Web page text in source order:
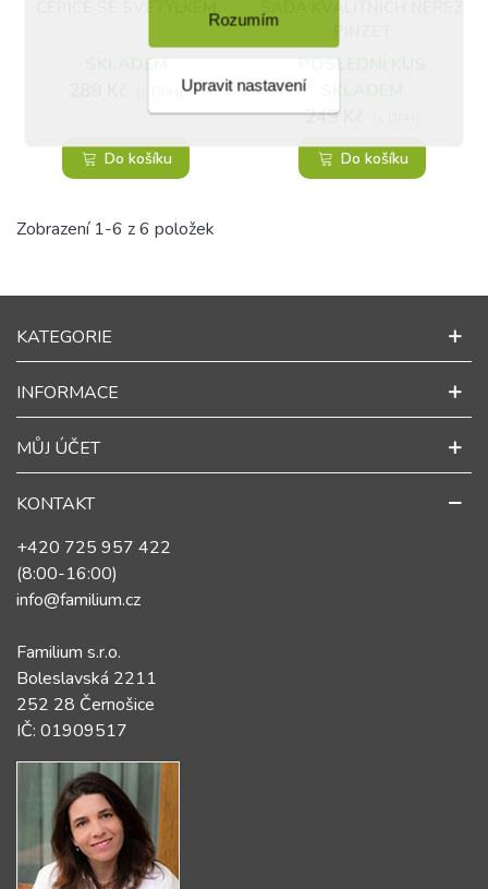
Rozumím
Upravit nastavení
ČEPICE SE SVĚTÝLKEM
SKLADEM
(s DPH)
Do košíku
SADA KVALITNÍCH NEREZ
POSLEDNÍ KUS
249 Kč
Do košíku
Zobrazení 1-6 z 6 položek
KATEGORIE
INFORMACE
MŮJ ÚČET
KONTAKT
+420 725 957 422
(8:00-16:00)
info@familium.cz
Familium s.r.o.
Boleslavská 2211
252 28 Černošice
IČ: 01909517